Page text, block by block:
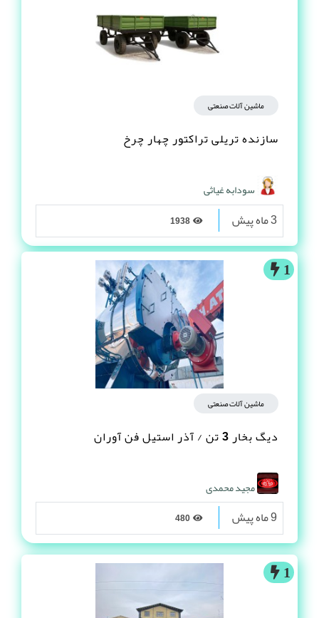
ماشین آلات صنعتی
سازنده تریلی تراکتور چهار چرخ
سودابه غیاثی
3 ماه پیش
1
ماشین آلات صنعتی
دیگ بخار 3 تن / آذر استیل فن آوران
مجید محمدی
9 ماه پیش
1